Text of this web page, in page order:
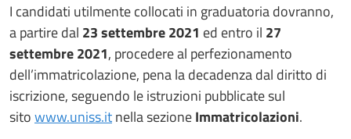
I candidati utilmente collocati in graduatoria dovranno,
a partire dal 23 settembre 2021 ed entro il 27
settembre 2021, procedere al perfezionamento
dell’immatricolazione, pena la decadenza dal diritto di
iscrizione, seguendo le istruzioni pubblicate sul
sitowww.uniss.itnella sezioneImmatricolazioni.